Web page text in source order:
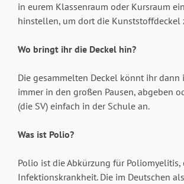
in eurem Klassenraum oder Kursraum
hinstellen, um dort die Kunststoffdeckel
Wo bringt ihr die Deckel hin?
Die gesammelten Deckel könnt ihr dann
immer in den großen Pausen, abgeben
(die SV) einfach in der Schule an.
Was ist Polio?
Polio ist die Abkürzung für Poliomyelitis,
Infektionskrankheit. Die im Deutschen als